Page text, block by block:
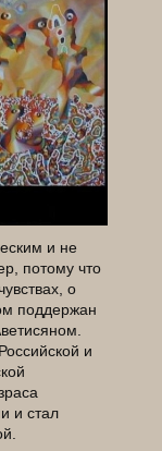
и не
потому что
о
поддержан
и
и стал